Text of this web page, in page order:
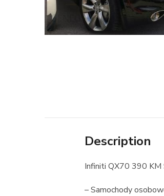
Description
Infiniti QX70 390 KM
– Samochody